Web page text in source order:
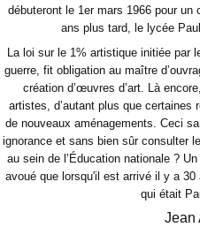
débuteront le 1er mars 1966 pour
ans plus tard, le lycée
La loi sur le 1% artistique initiée par
guerre, fit obligation au maître
création d’œuvres d’art. Là
artistes, d’autant plus que certaines
de nouveaux aménagements. Ceci
ignorance et sans bien sûr consulter
au sein de l’Éducation nationale ?
avoué que lorsqu'il est arrivé il y a
qui était
Jean